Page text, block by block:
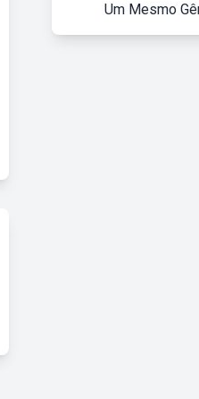
Um Mesmo